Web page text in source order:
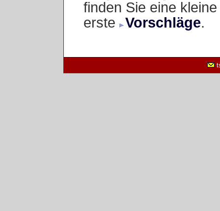
finden Sie eine
erste
Vorschläge.